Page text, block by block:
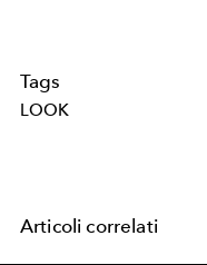
Tags
LOOK
Articoli correlati